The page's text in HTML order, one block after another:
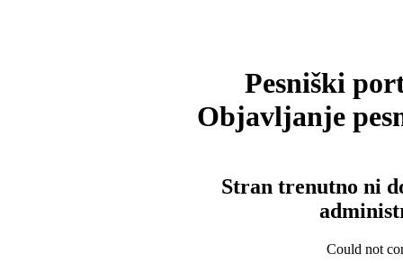
Pesniški
Objavljanje
Stran trenutno ni
Could not